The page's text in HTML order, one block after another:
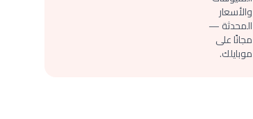
والأسعار
المحدثة —
مجانًا على
موبايلك.